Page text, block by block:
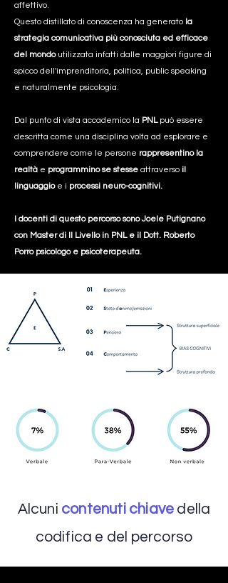
affettivo.
Questo distillato di conoscenza ha generato la
strategia comunicativa più conosciuta ed efficace
del mondo utilizzata infatti dalle maggiori figure di
spicco dell'imprenditoria, politica, public speaking
e naturalmente psicologia.
Dal punto di vista accademico la PNLpuò essere
descritta come una disciplina volta ad esplorare e
comprendere come le persone rappresentino la
realtà e programmino se stesse attraverso il
linguaggioe i processi neuro-cognitivi.
I docenti di questo percorso sono Joele Putignano
con Master di II Livello in PNL e il Dott. Roberto
Porro psicologo e psicoterapeuta.
Alcuni contenuti chiave della
codifica e del percorso